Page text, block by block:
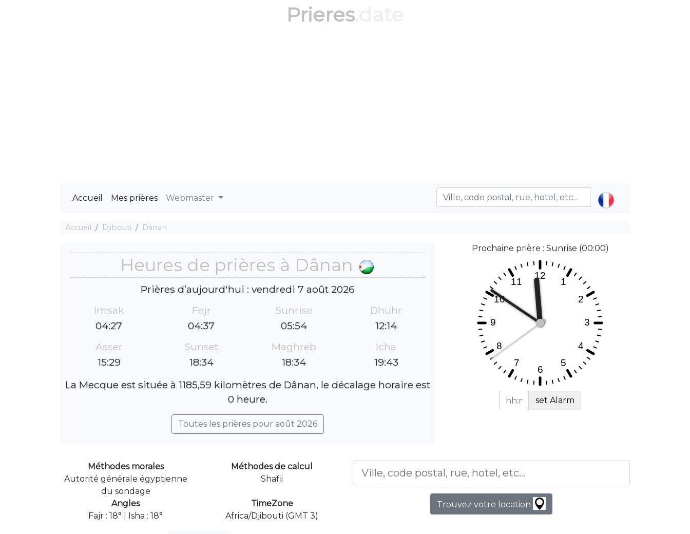
Prieres
Accueil Mes prières Webmaster
Accueil Djibouti Dânan
Heures de prières à Dânan
Prières d’aujourd'hui : vendredi 7 août 2026
Imsak
04:27
Fejr
04:37
Sunrise
05:54
Dhuhr
12:14
Asser
15:29
Sunset
18:34
Maghreb
18:34
Icha
19:43
La Mecque est située à 1185,59 kilomètres de Dânan, le décalage horaire est
0 heure.
Toutes les prières pour août 2026
Prochaine prière : Sunrise (00:00)
set Alarm
Méthodes morales
Autorité générale égyptienne
du sondage
Méthodes de calcul
Shafii
Angles
Fajr : 18° | Isha : 18°
TimeZone
Africa/Djibouti (GMT 3)
Trouvez votre location